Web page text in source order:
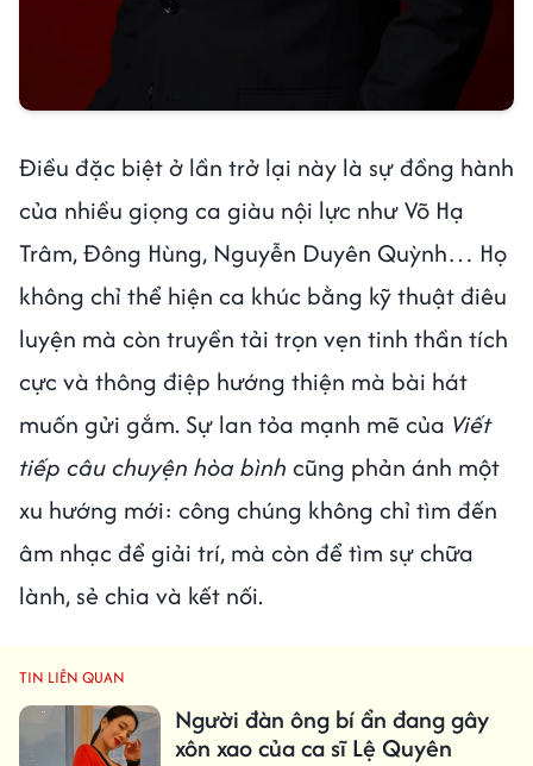
Điều đặc biệt ở lần trở lại này là sự đồng hành
của nhiều giọng ca giàu nội lực như Võ Hạ
Trâm, Đông Hùng, Nguyễn Duyên Quỳnh… Họ
không chỉ thể hiện ca khúc bằng kỹ thuật điêu
luyện mà còn truyền tải trọn vẹn tinh thần tích
cực và thông điệp hướng thiện mà bài hát
muốn gửi gắm. Sự lan tỏa mạnh mẽ của Viết
tiếp câu chuyện hòa bình cũng phản ánh một
xu hướng mới: công chúng không chỉ tìm đến
âm nhạc để giải trí, mà còn để tìm sự chữa
lành, sẻ chia và kết nối.
TIN LIÊN QUAN
Người đàn ông bí ẩn đang gây
xôn xao của ca sĩ Lệ Quyên